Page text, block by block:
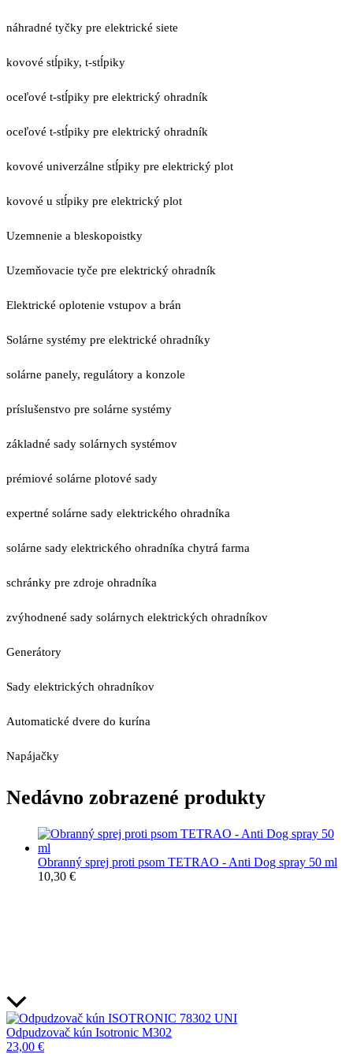
náhradné tyčky pre elektrické siete
kovové stĺpiky, t-stĺpiky
oceľové t-stĺpiky pre elektrický ohradník
oceľové t-stĺpiky pre elektrický ohradník
kovové univerzálne stĺpiky pre elektrický plot
kovové u stĺpiky pre elektrický plot
Uzemnenie a bleskopoistky
Uzemňovacie tyče pre elektrický ohradník
Elektrické oplotenie vstupov a brán
Solárne systémy pre elektrické ohradníky
solárne panely, regulátory a konzole
príslušenstvo pre solárne systémy
základné sady solárnych systémov
prémiové solárne plotové sady
expertné solárne sady elektrického ohradníka
solárne sady elektrického ohradníka chytrá farma
schránky pre zdroje ohradníka
zvýhodnené sady solárnych elektrických ohradníkov
Generátory
Sady elektrických ohradníkov
Automatické dvere do kurína
Napájačky
Nedávno zobrazené produkty
Obranný sprej proti psom TETRAO - Anti Dog spray 50 ml
10,30 €
Odpudzovač kún Isotronic M302
23,00 €